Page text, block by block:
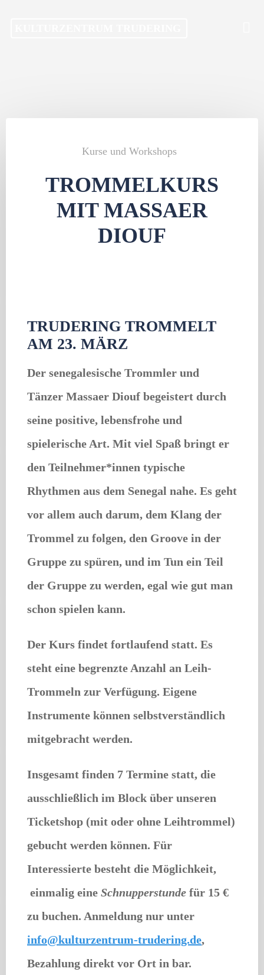
Kurse und Workshops
TROMMELKURS
MIT MASSAER
DIOUF
TRUDERING TROMMELT
AM 23. MÄRZ
Der senegalesische Trommler und
Tänzer Massaer Diouf begeistert durch
seine positive, lebensfrohe und
spielerische Art. Mit viel Spaß bringt er
den Teilnehmer*innen typische
Rhythmen aus dem Senegal nahe. Es geht
vor allem auch darum, dem Klang der
Trommel zu folgen, den Groove in der
Gruppe zu spüren, und im Tun ein Teil
der Gruppe zu werden, egal wie gut man
schon spielen kann.
Der Kurs findet fortlaufend statt. Es
steht eine begrenzte Anzahl an Leih-
Trommeln zur Verfügung. Eigene
Instrumente können selbstverständlich
mitgebracht werden.
Insgesamt finden 7 Termine statt, die
ausschließlich im Block über unseren
Ticketshop (mit oder ohne Leihtrommel)
gebucht werden können. Für
Interessierte besteht die Möglichkeit,
einmalig eine Schnupperstunde für 15 €
zu buchen. Anmeldung nur unter
info@kulturzentrum-trudering.de,
Bezahlung direkt vor Ort in bar.